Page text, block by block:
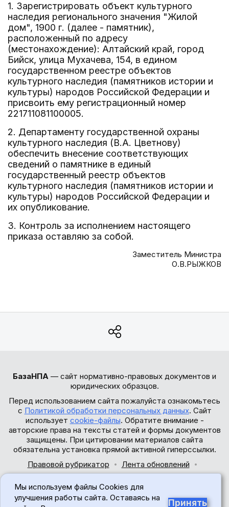
1. Зарегистрировать объект культурного
наследия регионального значения "Жилой
дом", 1900 г. (далее - памятник),
расположенный по адресу
(местонахождение): Алтайский край, город
Бийск, улица Мухачева, 154, в едином
государственном реестре объектов
культурного наследия (памятников истории и
культуры) народов Российской Федерации и
присвоить ему регистрационный номер
221711081100005.
2. Департаменту государственной охраны
культурного наследия (В.А. Цветнову)
обеспечить внесение соответствующих
сведений о памятнике в единый
государственный реестр объектов
культурного наследия (памятников истории и
культуры) народов Российской Федерации и
их опубликование.
3. Контроль за исполнением настоящего
приказа оставляю за собой.
Заместитель Министра
О.В.РЫЖКОВ
БазаНПА — сайт нормативно-правовых документов и
юридических образцов.
Перед использованием сайта пожалуйста ознакомьтесь
с Политикой обработки персональных данных. Сайт
использует cookie-файлы. Обратите внимание -
авторские права на тексты статей и формы документов
защищены. При цитировании материалов сайта
обязательна установка прямой активной гиперссылки.
Правовой рубрикатор
Лента обновлений
© 2017-2026
Мы используем файлы Cookies для
улучшения работы сайта. Оставаясь на
Принять